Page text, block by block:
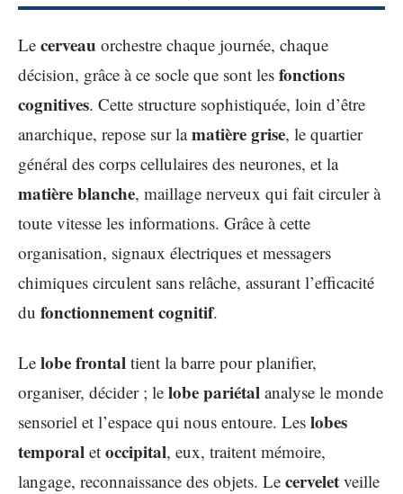
Le cerveau orchestre chaque journée, chaque
décision, grâce à ce socle que sont les fonctions
cognitives. Cette structure sophistiquée, loin d’être
anarchique, repose sur lamatière grise, le quartier
général des corps cellulaires des neurones, et la
matière blanche, maillage nerveux qui fait circuler à
toute vitesse les informations. Grâce à cette
organisation, signaux électriques et messagers
chimiques circulent sans relâche, assurant l’efficacité
du fonctionnement cognitif.
Le lobe frontal tient la barre pour planifier,
organiser, décider ; le lobe pariétal analyse le monde
sensoriel et l’espace qui nous entoure. Les lobes
temporal et occipital, eux, traitent mémoire,
langage, reconnaissance des objets. Le cervelet veille